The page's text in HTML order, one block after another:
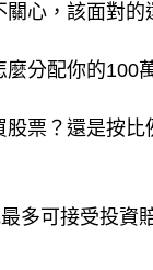
心，該面對的
分配你的100
票？還是按
多可接受投資